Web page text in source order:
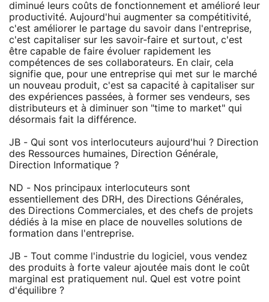
diminué leurs coûts de fonctionnement et amélioré leur
productivité. Aujourd'hui augmenter sa compétitivité,
c'est améliorer le partage du savoir dans l'entreprise,
c'est capitaliser sur les savoir-faire et surtout, c'est
être capable de faire évoluer rapidement les
compétences de ses collaborateurs. En clair, cela
signifie que, pour une entreprise qui met sur le marché
un nouveau produit, c'est sa capacité à capitaliser sur
des expériences passées, à former ses vendeurs, ses
distributeurs et à diminuer son "time to market" qui
désormais fait la différence.
JB - Qui sont vos interlocuteurs aujourd'hui ? Direction
des Ressources humaines, Direction Générale,
Direction Informatique ?
ND - Nos principaux interlocuteurs sont
essentiellement des DRH, des Directions Générales,
des Directions Commerciales, et des chefs de projets
dédiés à la mise en place de nouvelles solutions de
formation dans l'entreprise.
JB - Tout comme l'industrie du logiciel, vous vendez
des produits à forte valeur ajoutée mais dont le coût
marginal est pratiquement nul. Quel est votre point
d'équilibre ?